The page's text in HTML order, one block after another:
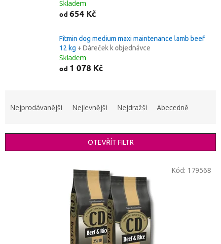
Skladem
od 654 Kč
Fitmin dog medium maxi maintenance lamb beef
12 kg + Dáreček k objednávce
Skladem
od 1 078 Kč
í
Nejprodávanější Nejlevnější Nejdražší Abecedně
OTEVŘÍT FILTR
Kód: 179568